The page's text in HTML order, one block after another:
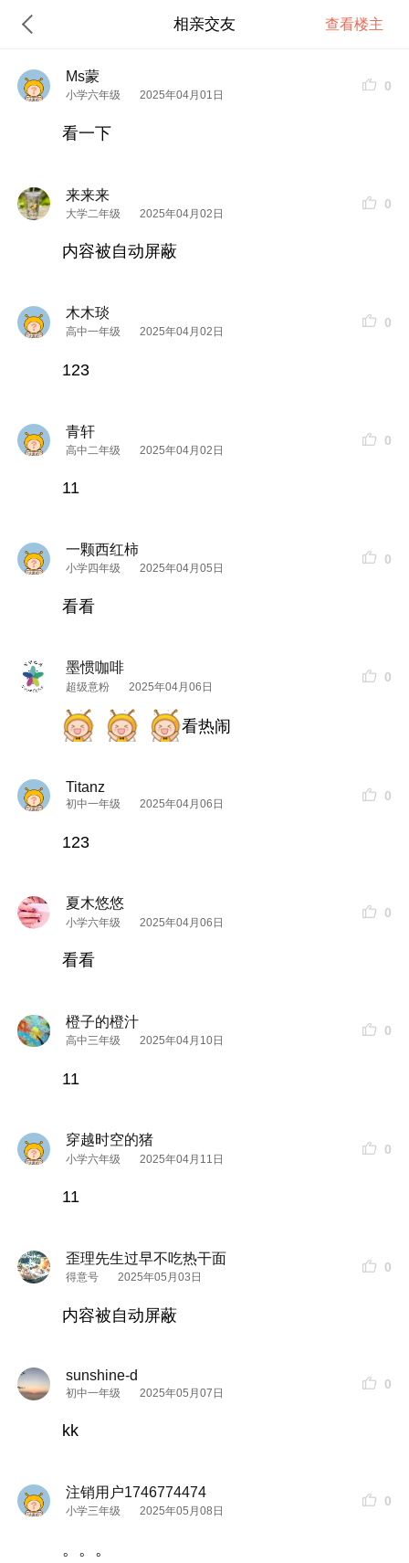
相亲交友 查看楼主
Ms蒙
小学六年级 2025年04月01日
0
看一下
来来来
大学二年级 2025年04月02日
0
内容被自动屏蔽
木木琰
高中一年级 2025年04月02日
0
123
青轩
高中二年级 2025年04月02日
0
11
一颗西红柿
小学四年级 2025年04月05日
0
看看
墨惯咖啡
超级意粉 2025年04月06日
0
看热闹
Titanz
初中一年级 2025年04月06日
0
123
夏木悠悠
小学六年级 2025年04月06日
0
看看
橙子的橙汁
高中三年级 2025年04月10日
0
11
穿越时空的猪
小学六年级 2025年04月11日
0
11
歪理先生过早不吃热干面
得意号 2025年05月03日
0
内容被自动屏蔽
sunshine-d
初中一年级 2025年05月07日
0
kk
注销用户1746774474
小学三年级 2025年05月08日
0
。。。